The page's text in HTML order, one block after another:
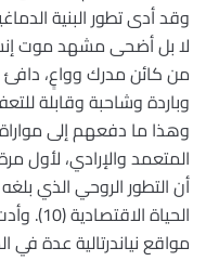
وقد أدى تطور البنية
لا بل أضحى مشهد موت
من كائن مدرك وواعٍ، دافئ
وباردة وشاحبة وقابلة
وهذا ما دفعهم إلى مواراة
المتعمد والإرادي، لأول
أن التطور الروحي الذي
الحياة
مواقع نياندرتالية عدة